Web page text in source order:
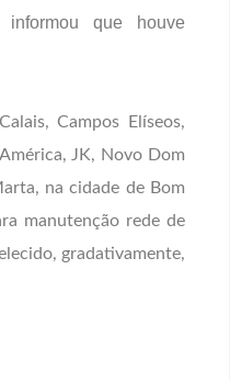
informou que houve
Campos Elíseos,
JK, Novo Dom
na cidade de Bom
manutenção rede de
gradativamente,